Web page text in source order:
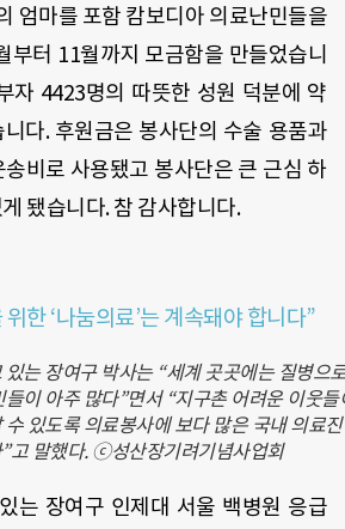
엄마를 포함 캄보디아 의료난민들을
부터 11월까지 모금함을 만들었습니
자 4423명의 따뜻한 성원 덕분에 약
다. 후원금은 봉사단의 수술 용품과
비로 사용됐고 봉사단은 큰 근심 하
됐습니다. 참 감사합니다.
한 ‘나눔의료’는 계속돼야 합니다”
있는 장여구 박사는 “세계 곳곳에는 질병으
들이 아주 많다”면서 “지구촌 어려운 이웃들
있도록 의료봉사에 보다 많은 국내 의료
고 말했다. ⓒ성산장기려기념사업회
는 장여구 인제대 서울 백병원 응급